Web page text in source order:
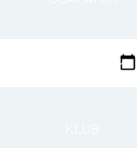
MÉRKŐZÉSEK